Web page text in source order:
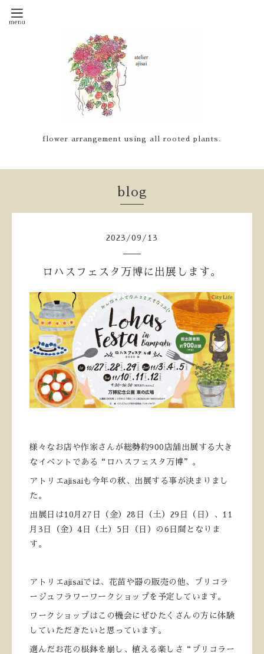
flower arrangement using all rooted plants.
blog
2023 /09 / 13
ロハスフェスタ万博に出展します。
様々なお店や作家さんが総勢約900店舗出展する大き
なイベントである“ロハスフェスタ万博”。
アトリエajisaiも今年の秋、出展する事が決まりまし
た。
出展日は10月27日（金）28日（土）29日（日）、11
月3日（金）4日（土）5日（日）の6日間となりま
す。
アトリエajisaiでは、花苗や器の販売の他、ブリコラ
ージュフラワーワークショップを予定しています。
ワークショップはこの機会にぜひたくさんの方に体験
していただきたいと思っています。
選んだお花の根鉢を崩し、植える楽しさ“ブリコラー